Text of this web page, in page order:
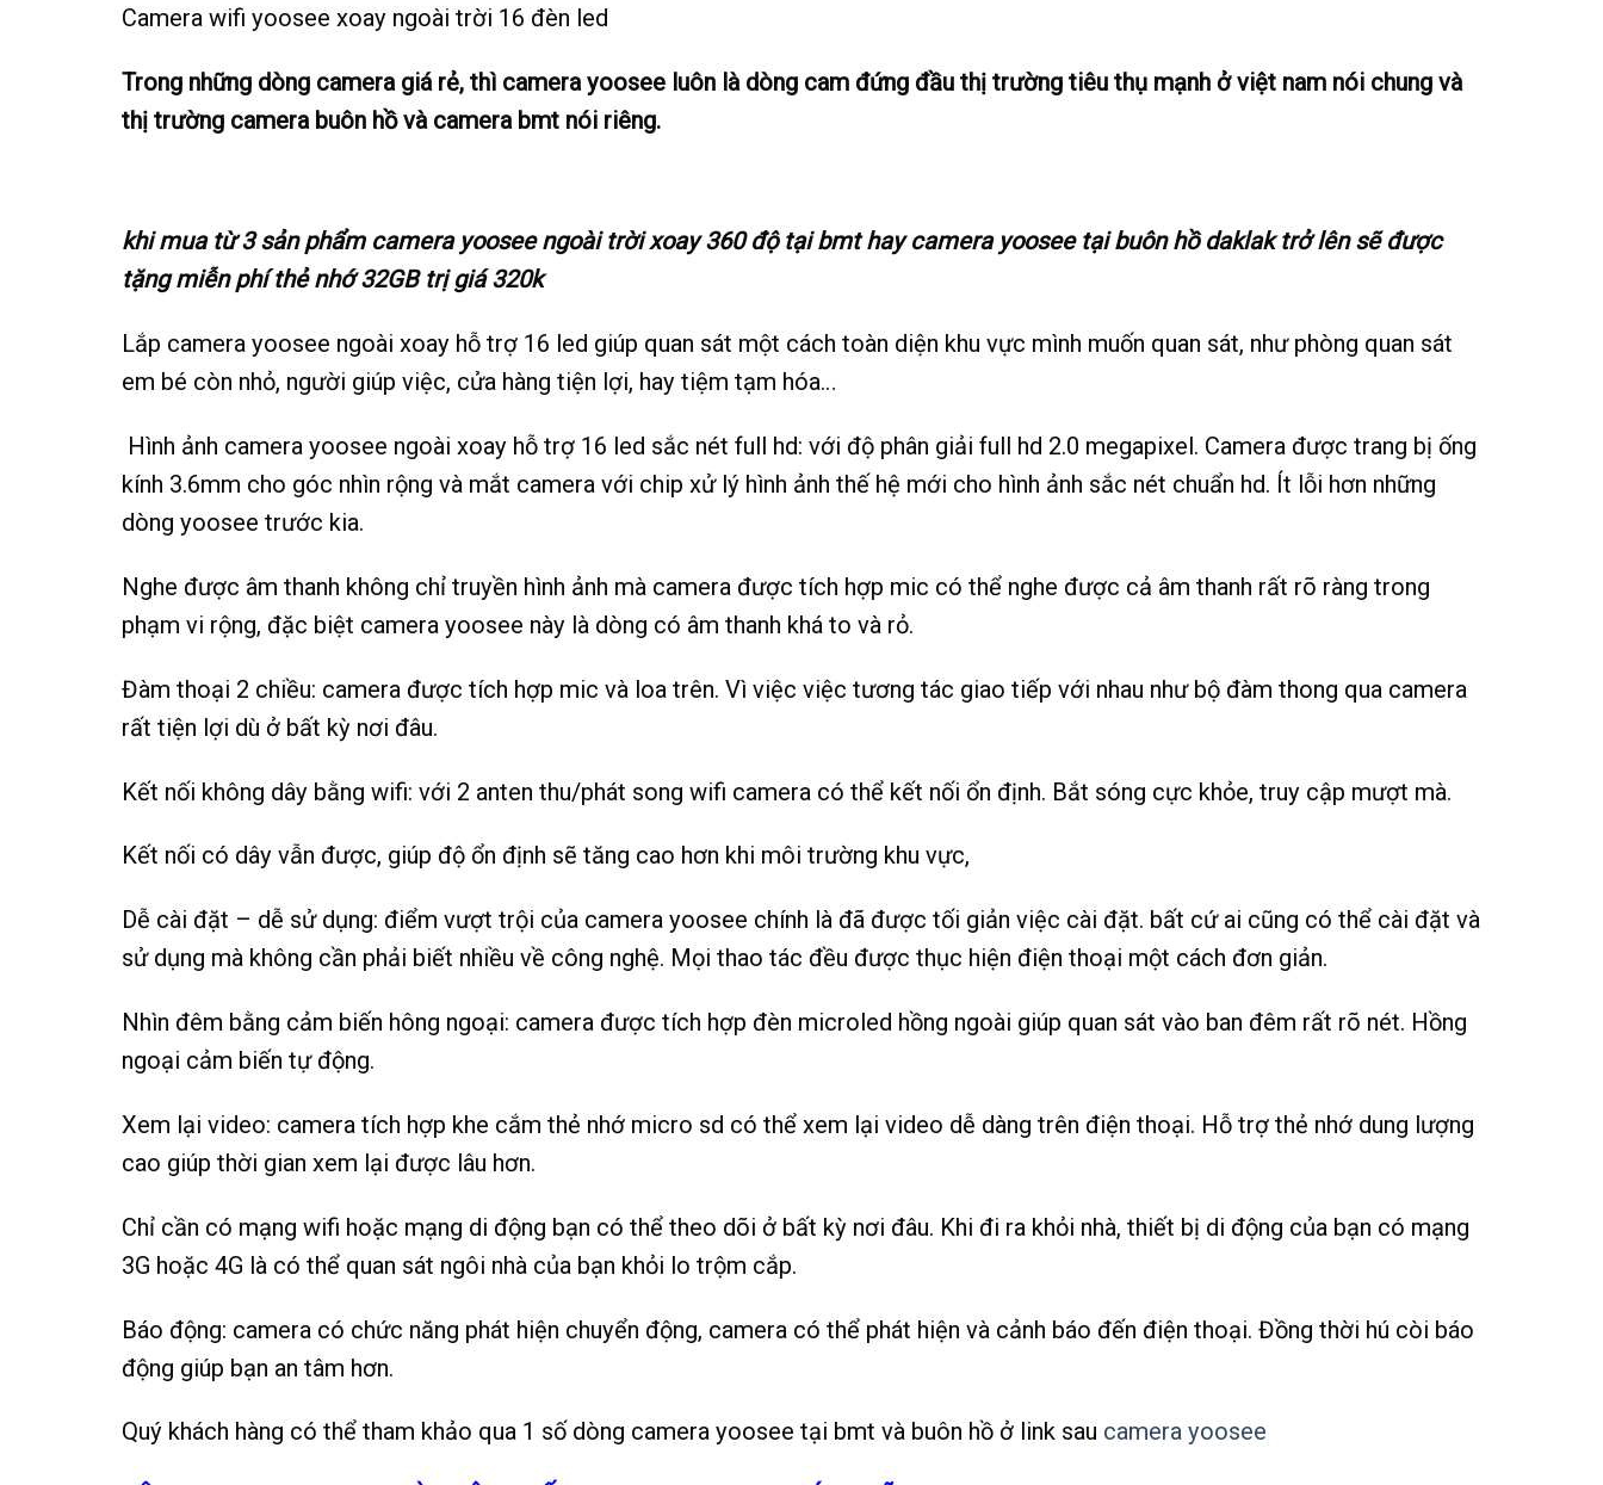
Camera wifi yoosee xoay ngoài trời 16 đèn led
Trong những dòng camera giá rẻ, thì camera yoosee luôn là dòng cam đứng đầu thị trường tiêu thụ mạnh ở việt nam nói chung và
thị trường camera buôn hồ và camera bmt nói riêng.
khi mua từ 3 sản phẩm camera yoosee ngoài trời xoay 360 độ tại bmt hay camera yoosee tại buôn hồ daklak trở lên sẽ được
tặng miễn phí thẻ nhớ 32GB trị giá 320k
Lắp camera yoosee ngoài xoay hỗ trợ 16 led giúp quan sát một cách toàn diện khu vực mình muốn quan sát, như phòng quan sát
em bé còn nhỏ, người giúp việc, cửa hàng tiện lợi, hay tiệm tạm hóa…
Hình ảnh camera yoosee ngoài xoay hỗ trợ 16 led sắc nét full hd: với độ phân giải full hd 2.0 megapixel. Camera được trang bị ống
kính 3.6mm cho góc nhìn rộng và mắt camera với chip xử lý hình ảnh thế hệ mới cho hình ảnh sắc nét chuẩn hd. Ít lỗi hơn những
dòng yoosee trước kia.
Nghe được âm thanh không chỉ truyền hình ảnh mà camera được tích hợp mic có thể nghe được cả âm thanh rất rõ ràng trong
phạm vi rộng, đặc biệt camera yoosee này là dòng có âm thanh khá to và rỏ.
Đàm thoại 2 chiều: camera được tích hợp mic và loa trên. Vì việc việc tương tác giao tiếp với nhau như bộ đàm thong qua camera
rất tiện lợi dù ở bất kỳ nơi đâu.
Kết nối không dây bằng wifi: với 2 anten thu/phát song wifi camera có thể kết nối ổn định. Bắt sóng cực khỏe, truy cập mượt mà.
Kết nối có dây vẫn được, giúp độ ổn định sẽ tăng cao hơn khi môi trường khu vực,
Dễ cài đặt – dễ sử dụng: điểm vượt trội của camera yoosee chính là đã được tối giản việc cài đặt. bất cứ ai cũng có thể cài đặt và
sử dụng mà không cần phải biết nhiều về công nghệ. Mọi thao tác đều được thục hiện điện thoại một cách đơn giản.
Nhìn đêm bằng cảm biến hông ngoại: camera được tích hợp đèn microled hồng ngoài giúp quan sát vào ban đêm rất rõ nét. Hồng
ngoại cảm biến tự động.
Xem lại video: camera tích hợp khe cắm thẻ nhớ micro sd có thể xem lại video dễ dàng trên điện thoại. Hỗ trợ thẻ nhớ dung lượng
cao giúp thời gian xem lại được lâu hơn.
Chỉ cần có mạng wifi hoặc mạng di động bạn có thể theo dõi ở bất kỳ nơi đâu. Khi đi ra khỏi nhà, thiết bị di động của bạn có mạng
3G hoặc 4G là có thể quan sát ngôi nhà của bạn khỏi lo trộm cắp.
Báo động: camera có chức năng phát hiện chuyển động, camera có thể phát hiện và cảnh báo đến điện thoại. Đồng thời hú còi báo
động giúp bạn an tâm hơn.
Quý khách hàng có thể tham khảo qua 1 số dòng camera yoosee tại bmt và buôn hồ ở link sau camera yoosee